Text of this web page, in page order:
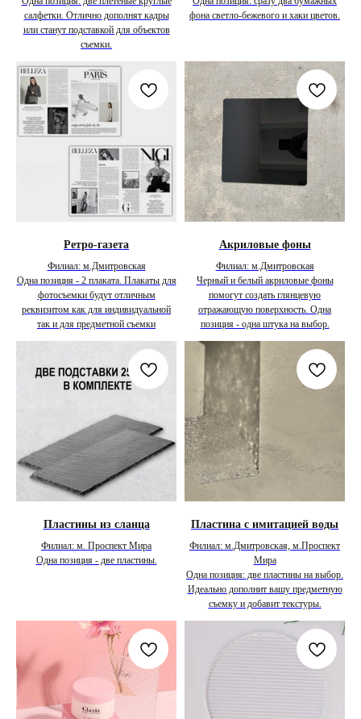
салфетки. Отлично дополнят кадры
или станут подставкой для объектов
съемки.
фона светло-бежевого и хаки цветов.
Ретро-газета
Филиал: м.Дмитровская
Одна позиция - 2 плаката. Плакаты для
фотосъемки будут отличным
реквизитом как для индивидуальной
так и для предметной съемки
Акриловые фоны
Филиал: м.Дмитровская
Черный и белый акриловые фоны
помогут создать глянцевую
отражающую поверхность. Одна
позиция - одна штука на выбор.
Пластины из сланца
Филиал: м. Проспект Мира
Одна позиция - две пластины.
Пластина с имитацией воды
Филиал: м.Дмитровская, м.Проспект
Мира
Одна позиция: две пластины на выбор.
Идеально дополнит вашу предметную
съемку и добавит текстуры.